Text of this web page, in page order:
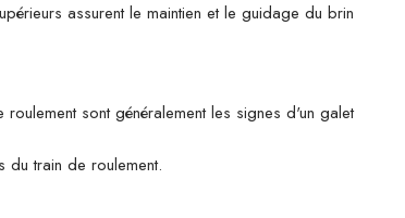
assurent le maintien et le guidage du brin
sont généralement les signes d'un galet
du train de roulement.